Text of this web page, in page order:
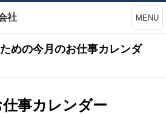
社 MENU
めの今月のお仕事カレンダ
事カレンダー